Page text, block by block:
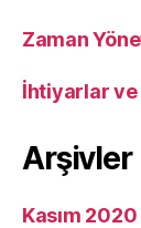
Zaman
İhtiyarlar ve
Arşivler
Kasım 2020